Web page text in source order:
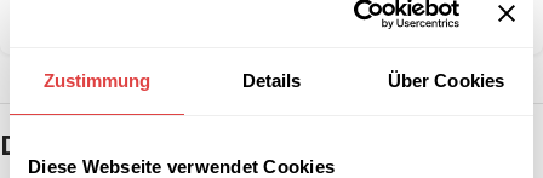
Zustimmung Details Über Cookies
Diese Webseite verwendet Cookies
Das könnte dir auch gefallen …